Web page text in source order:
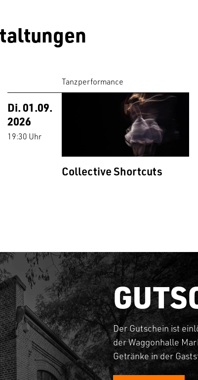
Tanzperformance
Di. 01.09.
2026
19:30 Uhr
Collective Shortcuts
Der Gutschein ist
der Waggonhalle
Getränke in der